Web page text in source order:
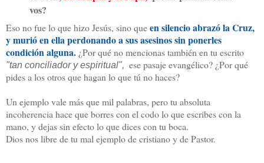
vos?
Eso no fue lo que hizo Jesús, sino queen silencio abrazó la Cruz,
y murió en ella perdonando a sus asesinos sin ponerles
condición alguna. ¿Por qué no mencionas también en tu escrito
"tan conciliador y espiritual", ese pasaje evangélico? ¿Por qué
pides a los otros que hagan lo que tú no haces?
Un ejemplo vale más que mil palabras, pero tu absoluta
incoherencia hace que borres con el codo lo que escribes con la
mano, y dejas sin efecto lo que dices con tu boca.
Dios nos libre de tu mal ejemplo de cristiano y de Pastor.